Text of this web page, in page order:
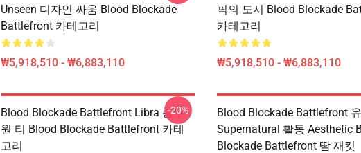
Unseen 디자인 싸움 Blood Blockade
Battlefront 카테고리
₩5,918,510 - ₩6,883,110
픽의 도시 Blood Blockade
카테고리
₩5,918,510 - ₩6,883,110
Blood Blockade Battlefront Libra 승무
원 티 Blood Blockade Battlefront 카테
고리
-20%
Blood Blockade Battlefront
Supernatural 활동 Aesthetic
Blockade Battlefront 땀 재킷